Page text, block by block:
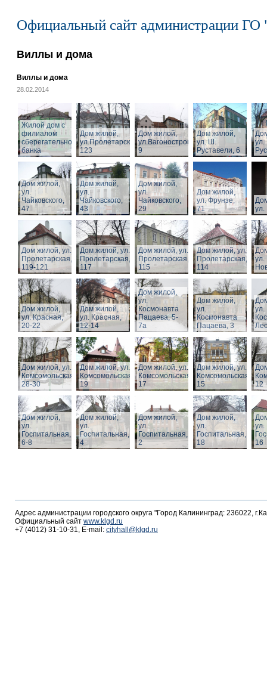
Официальный сайт администрации ГО
Виллы и дома
Виллы и дома
28.02.2014
Жилой дом с
филиалом
сберегательного
банка
Дом жилой,
ул.Пролетарская,
123
Дом жилой,
ул.Вагоностроительная,
9
Дом жилой,
ул. Ш.
Руставели, 6
Дом жилой,
ул.
Чайковского,
47
Дом жилой,
ул.
Чайковского,
43
Дом жилой,
ул.
Чайковского,
29
Дом жилой,
ул. Фрунзе,
71
ул.
Дом жилой, ул.
Пролетарская,
119-121
Дом жилой, ул.
Пролетарская,
117
Дом жилой, ул.
Пролетарская,
115
Дом жилой, ул.
Пролетарская,
114
Дом жилой,
ул. Красная,
20-22
Дом жилой,
ул. Красная,
12-14
Дом жилой,
ул.
Космонавта
Пацаева, 5-
7а
Дом жилой,
ул.
Космонавта
Пацаева, 3
ул.
Дом жилой, ул.
Комсомольская,
28-30
Дом жилой, ул.
Комсомольская,
19
Дом жилой, ул.
Комсомольская,
17
Дом жилой, ул.
Комсомольская,
15
12
Дом жилой,
ул.
Госпитальная,
6-8
Дом жилой,
ул.
Госпитальная,
4
Дом жилой,
ул.
Госпитальная,
2
Дом жилой,
ул.
Госпитальная,
18
ул.
16
Адрес администрации городского округа "Город Калининград: 236022,
Официальный сайт www.klgd.ru
+7 (4012) 31-10-31, E-mail: cityhall@klgd.ru